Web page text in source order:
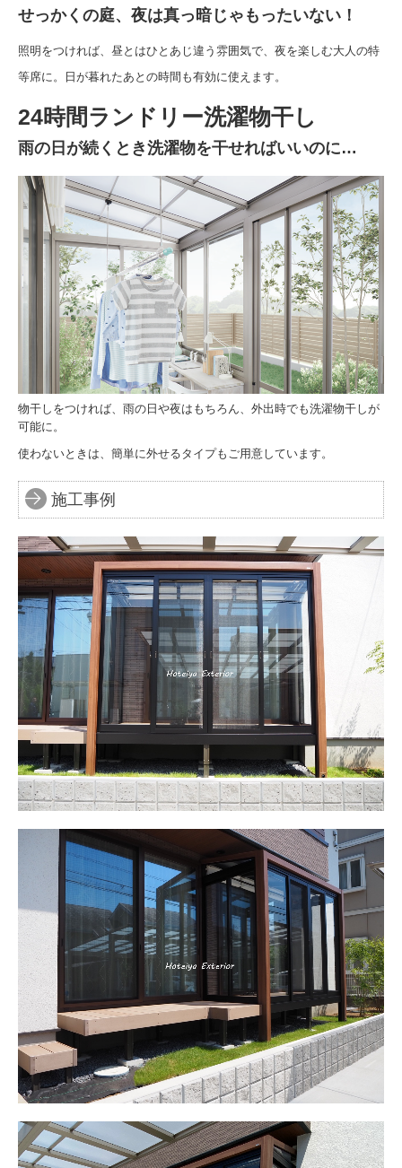
せっかくの庭、夜は真っ暗じゃもったいない！
照明をつければ、昼とはひとあじ違う雰囲気で、夜を楽しむ大人の特
等席に。日が暮れたあとの時間も有効に使えます。
24時間ランドリー洗濯物干し
雨の日が続くとき洗濯物を干せればいいのに…
物干しをつければ、雨の日や夜はもちろん、外出時でも洗濯物干しが
可能に。
使わないときは、簡単に外せるタイプもご用意しています。
施工事例